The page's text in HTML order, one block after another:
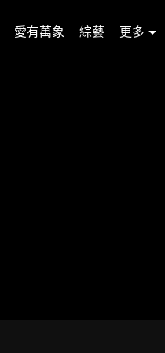
愛有萬象 綜藝 更多